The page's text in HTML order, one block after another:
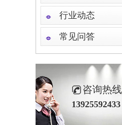
行业动态
常见问答
咨询热线
13925592433